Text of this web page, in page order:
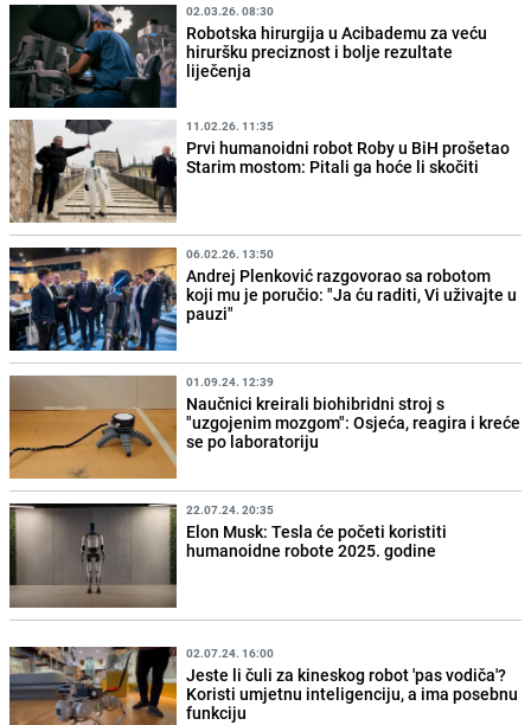
02.03.26. 08:30
Robotska hirurgija u Acibademu za veću
hiruršku preciznost i bolje rezultate
liječenja
11.02.26. 11:35
Prvi humanoidni robot Roby u BiH prošetao
Starim mostom: Pitali ga hoće li skočiti
06.02.26. 13:50
Andrej Plenković razgovorao sa robotom
koji mu je poručio: "Ja ću raditi, Vi uživajte u
pauzi"
01.09.24. 12:39
Naučnici kreirali biohibridni stroj s
"uzgojenim mozgom": Osjeća, reagira i kreće
se po laboratoriju
22.07.24. 20:35
Elon Musk: Tesla će početi koristiti
humanoidne robote 2025. godine
02.07.24. 16:00
Jeste li čuli za kineskog robot 'pas vodiča'?
Koristi umjetnu inteligenciju, a ima posebnu
funkciju